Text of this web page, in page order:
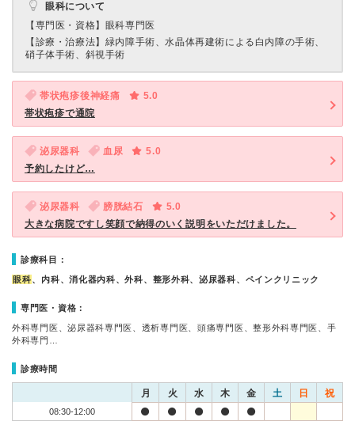
眼科について
【専門医・資格】 眼科専門医
【診療・治療法】 緑内障手術、水晶体再建術による白内障の手術、
硝子体手術、斜視手術
帯状疱疹後神経痛
5.0
帯状疱疹で通院
泌尿器科 血尿
5.0
予約したけど…
泌尿器科 膀胱結石
5.0
大きな病院ですし笑顔で納得のいく説明をいただけました。
診療科目：
眼科、内科、消化器内科、外科、整形外科、泌尿器科、ペインクリニック
専門医・資格：
外科専門医、泌尿器科専門医、透析専門医、頭痛専門医、整形外科専門医、手
外科専門…
診療時間
月 火 水 木 金 土 日 祝
08:30-12:00